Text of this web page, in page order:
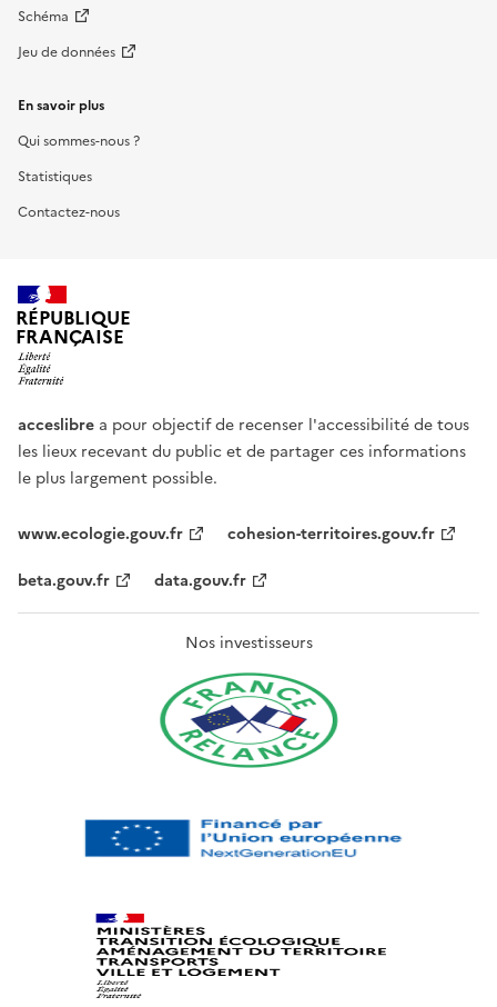
Schéma
Jeu de données
En savoir plus
Qui sommes-nous ?
Statistiques
Contactez-nous
RÉPUBLIQUE
FRANÇAISE
acceslibre a pour objectif de recenser l'accessibilité de tous
les lieux recevant du public et de partager ces informations
le plus largement possible.
www.ecologie.gouv.fr
cohesion-territoires.gouv.fr
beta.gouv.fr
data.gouv.fr
Nos investisseurs